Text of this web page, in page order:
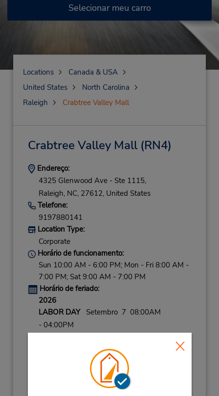
Selecionar meu carro
Locations
Canada & USA
United States
North Carolina
Raleigh
Crabtree Valley Mall
Crabtree Valley Mall(RN4)
Endereço:
4325 Glenwood Ave - Ste 1115,
Raleigh, NC, 27612, United States
Telefone:
9197880141
Location Type:
Corporate
Horário de funcionamento:
Sun 10:00 AM - 6:00 PM; Mon - Fri 8:00 AM -
7:00 PM; Sat 9:00 AM - 7:00 PM
Horário de feriado:
2026
LABOR DAYSetembro 7 08:00AM
- 04:00PM
Dezembro 24 08:00AM
Dezembro 25 closed
NEW YEARS EVEDezembro 31 08:00AM